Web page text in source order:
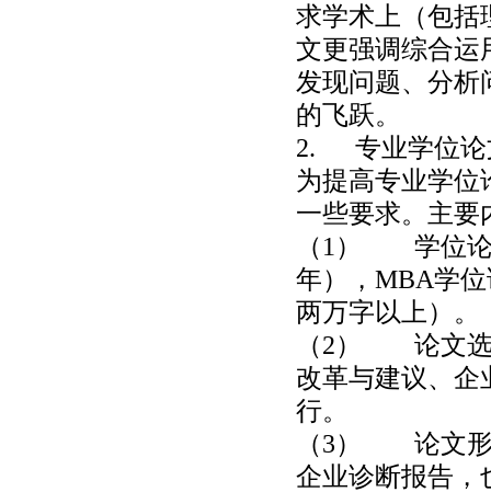
求学术上（包括
文更强调综合运
发现问题、分析
的飞跃。
2. 专业学位论
为提高专业学
一些要求。主要
（1） 学位论
年），MBA学
两万字以上）。
（2） 论文选
改革与建议、企
行。
（3） 论文形
企业诊断报告，